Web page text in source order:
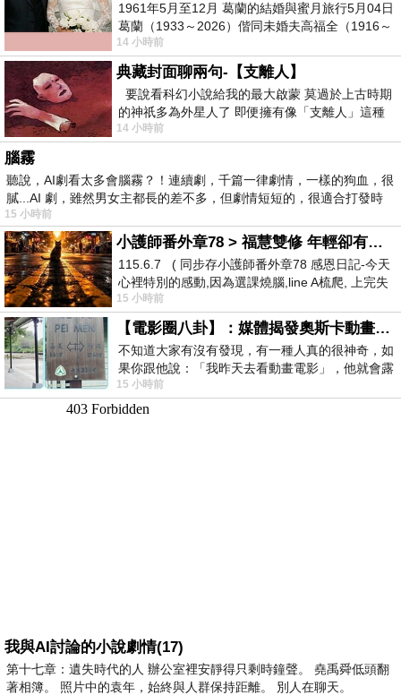
1961年5月至12月 葛蘭的結婚與蜜月旅行5月04日
葛蘭（1933～2026）偕同未婚夫高福全（1916～
2004）乘郵輪赴倫敦6月15日於英國倫敦St.S
14 小時前
典藏封面聊兩句-【支離人】
要說看科幻小說給我的最大啟蒙 莫過於上古時期
的神祇多為外星人了 即便擁有像「支離人」這種
驚世駭俗的神通法門 也未必讀
14 小時前
腦霧
聽說，AI劇看太多會腦霧？！連續劇，千篇一律劇情，一樣的狗血，很
膩...AI 劇，雖然男女主都長的差不多，但劇情短短的，很適合打發時
15 小時前
小護師番外章78 > 福慧雙修 年輕卻有個老靈魂 ㄑ金剛經〉podcast
115.6.7 ( 同步存小護師番外章78 感恩日記-今天
心裡特別的感動,因為選課燒腦,line A梳爬, 上完失
智課的她,特來傾
15 小時前
【電影圈八卦】：媒體揭發奧斯卡動畫項目投票醜聞！好萊塢為什麼看不起動畫電影？
不知道大家有沒有發現，有一種人真的很神奇，如
果你跟他說：「我昨天去看動畫電影」，他就會露
出一種慈祥的微笑，然後問你是不是陪小
15 小時前
我與AI討論的小說劇情(17)
第十七章：遺失時代的人 辦公室裡安靜得只剩時鐘聲。 堯禹舜低頭翻
著相簿。 照片中的袁年，始終與人群保持距離。 別人在聊天。